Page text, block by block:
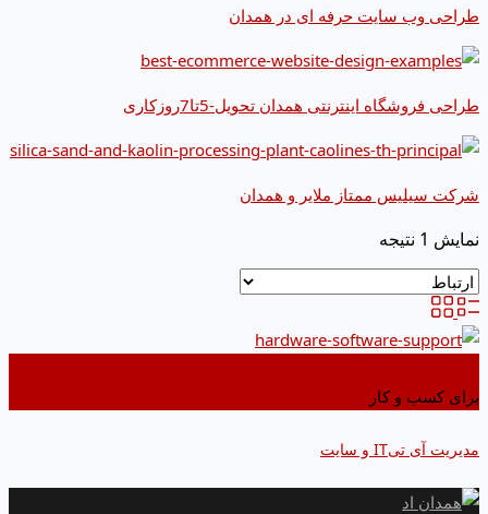
طراحی وب سایت حرفه ای در همدان
طراحی فروشگاه اینترنتی همدان تحویل-5تا7روزکاری
شرکت سیلیس ممتاز ملایر و همدان
نمایش 1 نتیجه
برای کسب و کار
مدیریت آی تیIT و سایت